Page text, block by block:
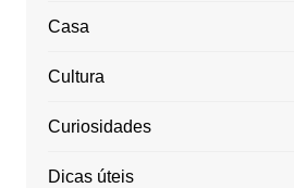
Casa
Cultura
Curiosidades
Dicas úteis